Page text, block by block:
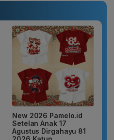
New 2026 Pamelo.id
Setelan Anak 17
Agustus Dirgahayu 81